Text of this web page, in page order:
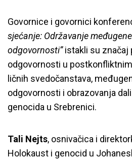
Govornice i govornici
sjećanje: Održavanje
odgovornosti”istakli su značaj
odgovornosti u
ličnih svedočanstava,
odgovornosti i obrazovanja
genocida u Srebrenici.
Tali Nejts, osnivačica i
Holokaust i genocid u